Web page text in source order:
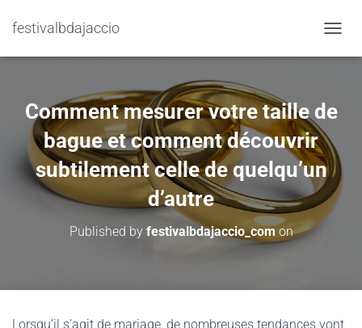
festivalbdajaccio
Comment mesurer votre taille de
bague et comment découvrir
subtilement celle de quelqu’un
d’autre
Published by festivalbdajaccio_com on
Lorsqu’il s’agit de mariage, de nombreuses tendances vont